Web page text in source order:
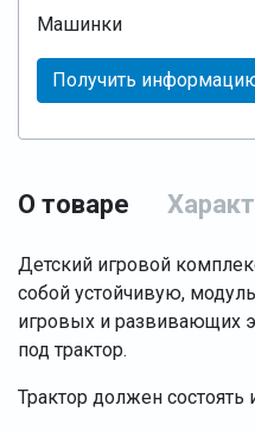
Машинки
Получить
О товаре
Детский игровой
собой устойчивую,
игровых и развивающих
под трактор.
Трактор должен